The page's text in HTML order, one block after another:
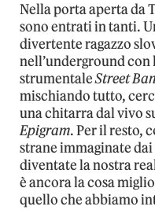
Nella porta aperta da
sono entrati in tanti.
divertente ragazzo
nell’underground
strumentaleStreet
mischiando tutto,
una chitarra dal vivo
Epigram. Per il resto,
strane immaginate
diventate la nostra
è ancora la cosa
quello che abbiamo